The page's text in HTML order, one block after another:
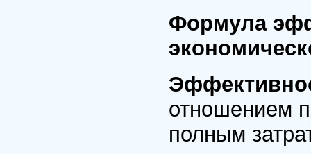
Формула
отношением
полным